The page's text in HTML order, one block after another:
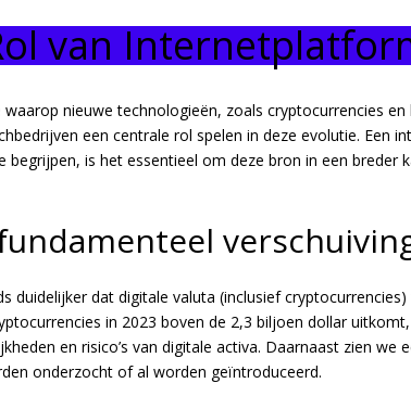
van
nieuwe technologieën, zoals cryptocurrencies
een centrale rol spelen in deze evolutie. Een
is het essentieel om deze bron in een breder
dat digitale valuta (inclusief
in 2023 boven de 2,3 biljoen dollaruitkomt,
en risico’s van digitale activa. Daarnaast zien
onderzocht of al worden geïntroduceerd.